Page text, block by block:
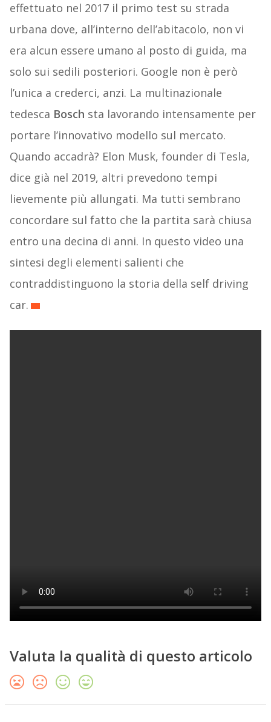
effettuato nel 2017 il primo test su strada
urbana dove, all’interno dell’abitacolo, non vi
era alcun essere umano al posto di guida, ma
solo sui sedili posteriori. Google non è però
l’unica a crederci, anzi. La multinazionale
tedesca Bosch sta lavorando intensamente per
portare l’innovativo modello sul mercato.
Quando accadrà? Elon Musk, founder di Tesla,
dice già nel 2019, altri prevedono tempi
lievemente più allungati. Ma tutti sembrano
concordare sul fatto che la partita sarà chiusa
entro una decina di anni. In questo video una
sintesi degli elementi salienti che
contraddistinguono la storia della self driving
car.
Valuta la qualità di questo articolo